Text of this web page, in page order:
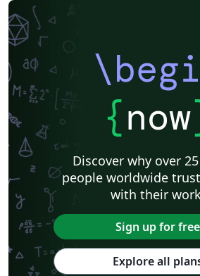
{now
Discover why over
people worldwide
with their
Sign up for free
Explore all